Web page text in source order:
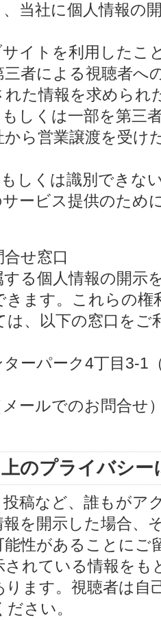
当社に個人情報の
イトを利用したこ
者による視聴者へ
た情報を求められ
しくは一部を第三
ら営業譲渡を受け
しくは識別できな
ービス提供のため
せ窓口
る個人情報の開示
きます。これらの権
、以下の窓口をご
ーパーク4丁目3-1
ールでのお問合せ
のプライバシー
稿など、誰もがア
を開示した場合、
能性があることに
されている情報を
ります。視聴者は自
さい。